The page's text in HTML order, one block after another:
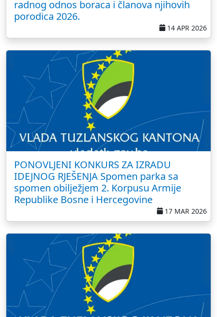
radnog odnos boraca i članova njihovih
porodica 2026.
14 APR 2026
PONOVLJENI KONKURS ZA IZRADU
IDEJNOG RJEŠENJA Spomen parka sa
spomen obilježjem 2. Korpusu Armije
Republike Bosne i Hercegovine
17 MAR 2026